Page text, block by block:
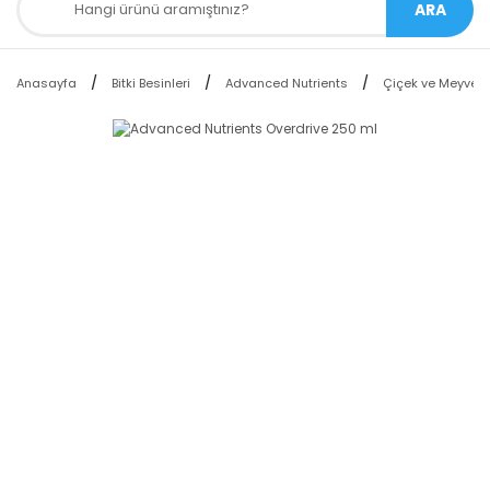
ARA
Anasayfa Bitki Besinleri Advanced Nutrients Çiçek ve Meyve